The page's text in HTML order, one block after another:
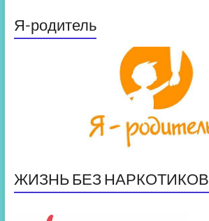
Я-родитель
ЖИЗНЬ БЕЗ НАРКОТИКОВ